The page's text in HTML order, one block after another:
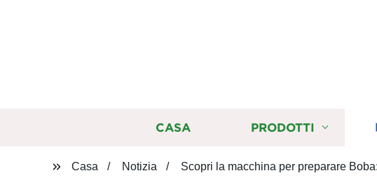
CASA PRODOTTI
Casa Notizia Scopri la macchina per preparare